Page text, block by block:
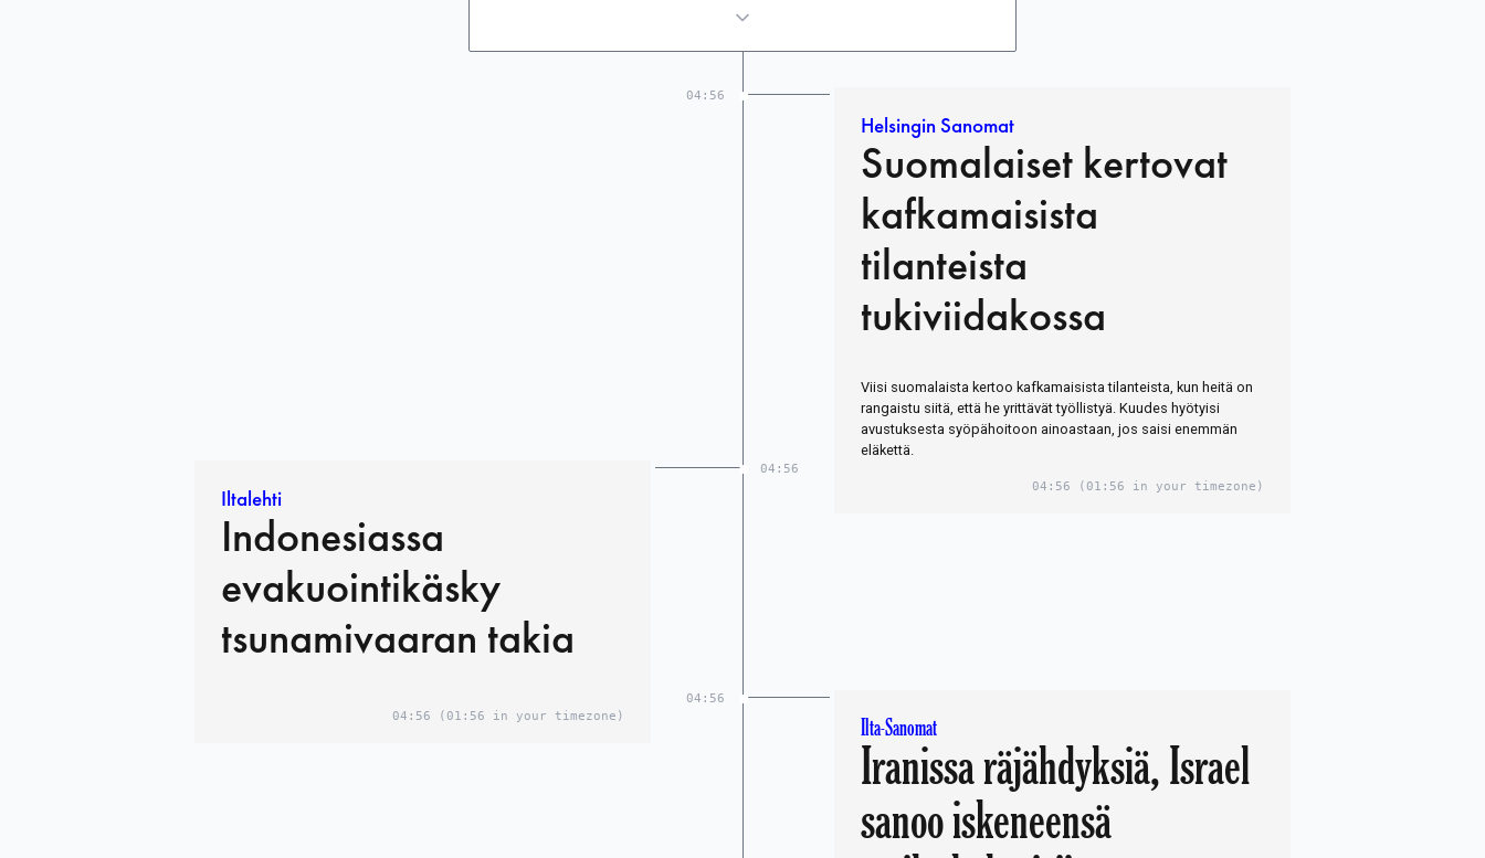
04:56
Helsingin Sanomat
Suomalaiset kertovat
kafkamaisista
tilanteista
tukiviidakossa
Viisi suomalaista kertoo kafkamaisista tilanteista, kun heitä on
rangaistu siitä, että he yrittävät työllistyä. Kuudes hyötyisi
avustuksesta syöpähoitoon ainoastaan, jos saisi enemmän
eläkettä.
04:56 (01:56 in your timezone)
04:56
Iltalehti
Indonesiassa
evakuointi­käsky
tsunamivaaran takia
04:56 (01:56 in your timezone)
04:56
Ilta-Sanomat
Iranissa räjähdyksiä, Israel
sanoo iskeneensä